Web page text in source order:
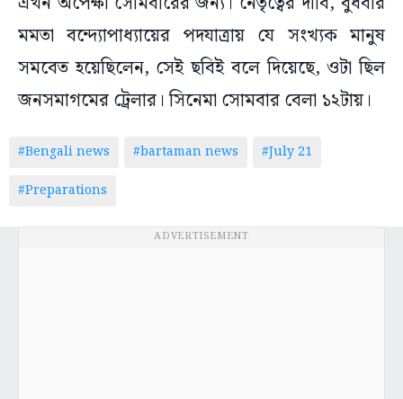
মমতা বন্দ্যোপাধ্যায়ের পদযাত্রায় যে সংখ্যক মানুষ
সমবেত হয়েছিলেন, সেই ছবিই বলে দিয়েছে, ওটা ছিল
জনসমাগমের ট্রেলার। সিনেমা সোমবার বেলা ১২টায়।
#Bengali news #bartaman news
#July 21
#Preparations
ADVERTISEMENT